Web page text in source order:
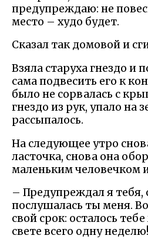
предупреждаю: не
место – худо будет.
Сказал так домовой и
Взяла старуха гнездо и
сама подвесить его к
было не сорвалась с
гнездо из рук, упало на
рассыпалось.
На следующее утро
ласточка, снова она
маленьким человечком
– Предупреждал я тебя,
послушалась ты меня.
свой срок: осталось
свете всего одну неделю!